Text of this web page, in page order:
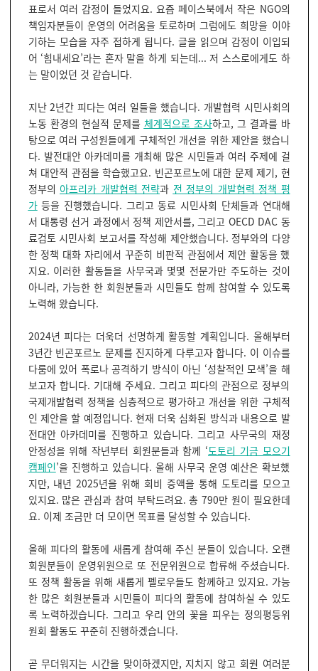
표로서 여러 감정이 들었지요. 요즘 페이스북에서 작은 NGO의
책임자분들이 운영의 어려움을 토로하며 그럼에도 희망을 이야
기하는 모습을 자주 접하게 됩니다. 글을 읽으며 감정이 이입되
어 ‘힘내세요’라는 혼자 말을 하게 되는데... 저 스스로에게도 하
는 말이었던 것 같습니다.
지난 2년간 피다는 여러 일들을 했습니다. 개발협력 시민사회의
노동 환경의 현실적 문제를 체계적으로 조사하고, 그 결과를 바
탕으로 여러 구성원들에게 구체적인 개선을 위한 제안을 했습니
다. 발전대안 아카데미를 개최해 많은 시민들과 여러 주제에 걸
쳐 대안적 관점을 학습했고요. 빈곤포르노에 대한 문제 제기, 현
정부의 아프리카 개발협력 전략과 전 정부의 개발협력 정책 평
가등을 진행했습니다. 그리고 동료 시민사회 단체들과 연대해
서 대통령 선거 과정에서 정책 제안서를, 그리고 OECD DAC 동
료검토 시민사회 보고서를 작성해 제안했습니다. 정부와의 다양
한 정책 대화 자리에서 꾸준히 비판적 관점에서 제안 활동을 했
지요. 이러한 활동들을 사무국과 몇몇 전문가만 주도하는 것이
아니라, 가능한 한 회원분들과 시민들도 함께 참여할 수 있도록
노력해 왔습니다.
2024년 피다는 더욱더 선명하게 활동할 계획입니다. 올해부터
3년간 빈곤포르노 문제를 진지하게 다루고자 합니다. 이 이슈를
다룸에 있어 폭로나 공격하기 방식이 아닌 ‘성찰적인 모색’을 해
보고자 합니다. 기대해 주세요. 그리고 피다의 관점으로 정부의
국제개발협력 정책을 심층적으로 평가하고 개선을 위한 구체적
인 제안을 할 예정입니다. 현재 더욱 심화된 방식과 내용으로 발
전대안 아카데미를 진행하고 있습니다. 그리고 사무국의 재정
안정성을 위해 작년부터 회원분들과 함께 ‘도토리 기금 모으기
캠페인’을 진행하고 있습니다. 올해 사무국 운영 예산은 확보했
지만, 내년 2025년을 위해 회비 증액을 통해 도토리를 모으고
있지요. 많은 관심과 참여 부탁드려요. 총 790만 원이 필요한데
요. 이제 조금만 더 모이면 목표를 달성할 수 있습니다.
올해 피다의 활동에 새롭게 참여해 주신 분들이 있습니다. 오랜
회원분들이 운영위원으로 또 전문위원으로 합류해 주셨습니다.
또 정책 활동을 위해 새롭게 펠로우들도 함께하고 있지요. 가능
한 많은 회원분들과 시민들이 피다의 활동에 참여하실 수 있도
록 노력하겠습니다. 그리고 우리 안의 꽃을 피우는 정의평등위
원회 활동도 꾸준히 진행하겠습니다.
곧 무더워지는 시간을 맞이하겠지만, 지치지 않고 회원 여러분